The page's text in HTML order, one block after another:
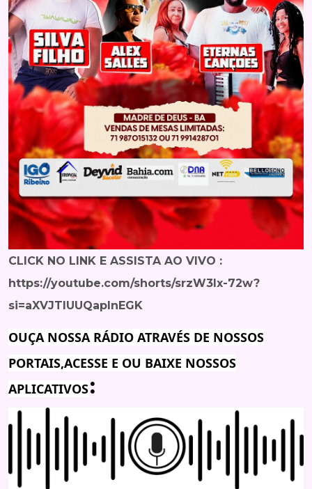
CLICK NO LINK E ASSISTA AO VIVO :
https://youtube.com/shorts/srzW3Ix-72w?
si=aXVJTlUUQaplnEGK
OUÇA NOSSA RÁDIO ATRAVÉS DE NOSSOS
PORTAIS,ACESSE E OU BAIXE NOSSOS
APLICATIVOS: